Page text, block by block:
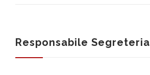
Responsabile Segreteria